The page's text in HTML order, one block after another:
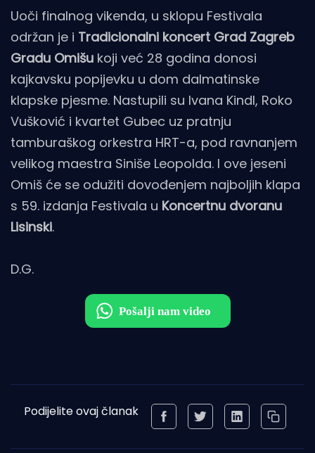
Uoči finalnog vikenda, u sklopu Festivala
održan je i Tradicionalni koncert Grad Zagreb
Gradu Omišu koji već 28 godina donosi
kajkavsku popijevku u dom dalmatinske
klapske pjesme. Nastupili su Ivana Kindl, Roko
Vušković i kvartet Gubec uz pratnju
tamburaškog orkestra HRT-a, pod ravnanjem
velikog maestra Siniše Leopolda. I ove jeseni
Omiš će se odužiti dovođenjem najboljih klapa
s 59. izdanja Festivala u Koncertnu dvoranu
Lisinski.
D.G.
Podijelite ovaj članak